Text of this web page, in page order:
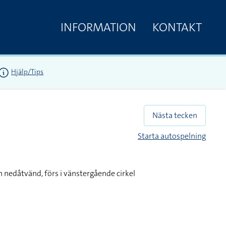
INFORMATION KONTAKT
Hjälp/Tips
Nästa tecken
Starta autospelning
förs i vänstergående cirkel